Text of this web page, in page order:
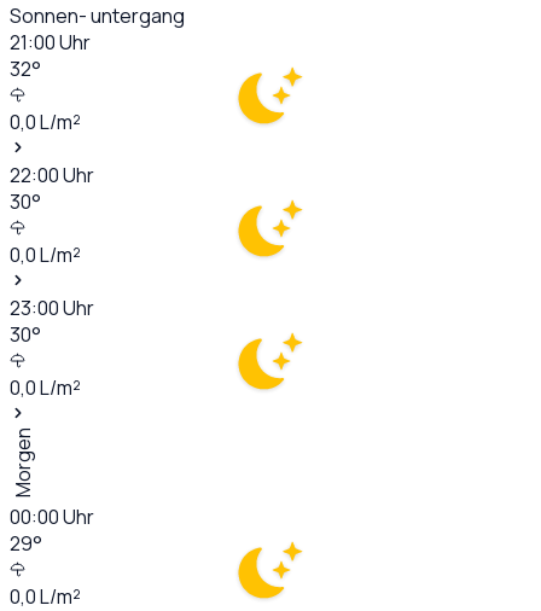
Sonnen- untergang
21:00Uhr
32°
0,0L/m²
22:00Uhr
30°
0,0L/m²
23:00Uhr
30°
0,0L/m²
Morgen
00:00Uhr
29°
0,0L/m²